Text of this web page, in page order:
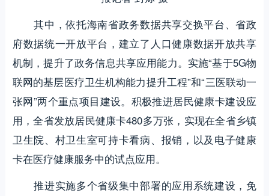
其中，依托海南省政务数据共享交换平台、省政
府数据统一开放平台，建立了人口健康数据开放共享
机制，提升了政务信息共享应用能力。实施“基于5G物
联网的基层医疗卫生机构能力提升工程”和“三医联动一
张网”两个重点项目建设。积极推进居民健康卡建设应
用，全省发放居民健康卡480多万张，实现在全省乡镇
卫生院、村卫生室可持卡看病、报销，以及电子健康
卡在医疗健康服务中的试点应用。
推进实施多个省级集中部署的应用系统建设，免